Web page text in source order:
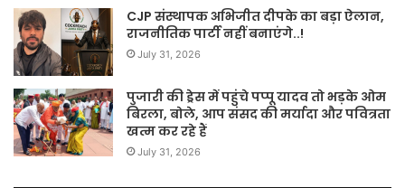
CJP संस्थापक अभिजीत दीपके का बड़ा ऐलान,
राजनीतिक पार्टी नहीं बनाएंगे..!
July 31, 2026
पुजारी की ड्रेस में पहुंचे पप्पू यादव तो भड़के ओम
बिरला, बोले, आप संसद की मर्यादा और पवित्रता
खत्म कर रहे हैं
July 31, 2026